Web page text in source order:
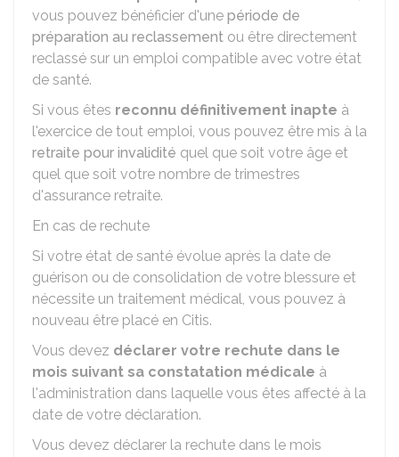
vous pouvez bénéficier d'une période de
préparation au reclassement ou être directement
reclassé sur un emploi compatible avec votre état
de santé.
Si vous êtes reconnu définitivement inapte à
l'exercice de tout emploi, vous pouvez être mis à la
retraite pour invalidité quel que soit votre âge et
quel que soit votre nombre de trimestres
d'assurance retraite.
En cas de rechute
Si votre état de santé évolue après la date de
guérison ou de consolidation de votre blessure et
nécessite un traitement médical, vous pouvez à
nouveau être placé en Citis.
Vous devez déclarer votre rechute dans le
mois suivant sa constatation médicale à
l'administration dans laquelle vous êtes affecté à la
date de votre déclaration.
Vous devez déclarer la rechute dans le mois